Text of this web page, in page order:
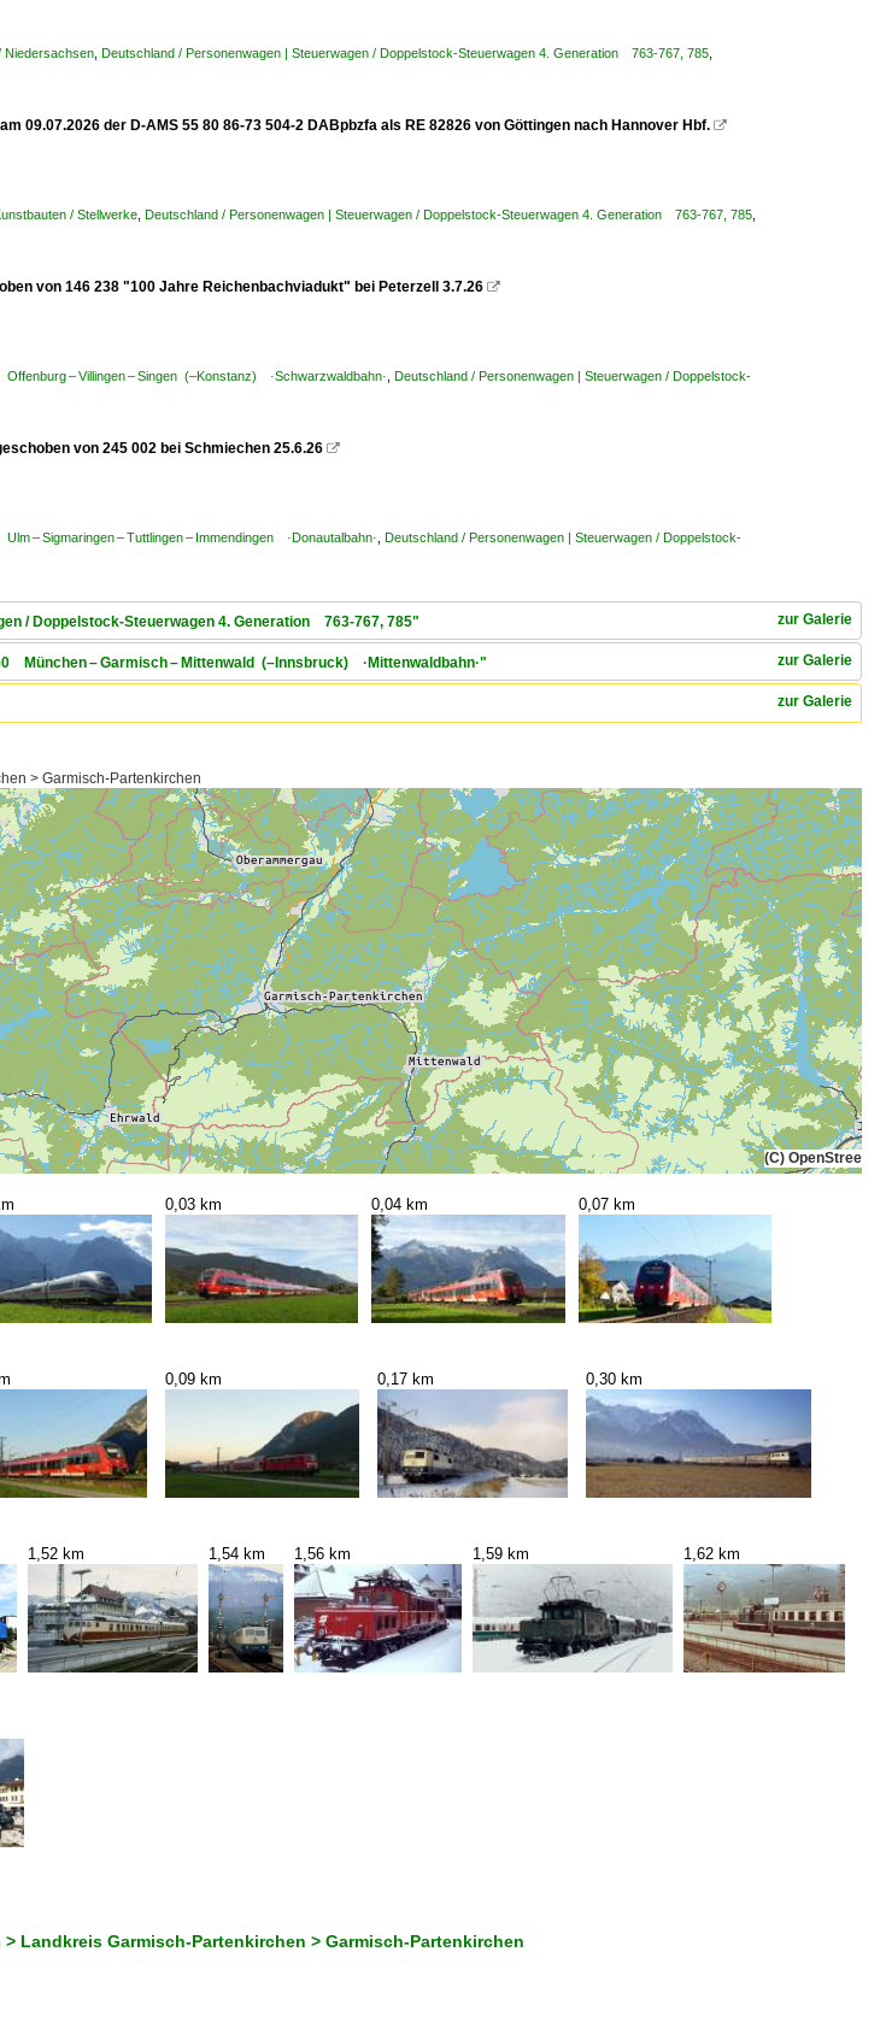
Niedersachsen Deutschland / Personenwagen | Steuerwagen / Doppelstock-Steuerwagen 4. Generation 763-767, 785
09.07.2026 der D-AMS 55 80 86-73 504-2 DABpbzfa als RE 82826 von Göttingen nach Hannover Hbf. 
/ Stellwerke Deutschland / Personenwagen | Steuerwagen / Doppelstock-Steuerwagen 4. Generation 763-767, 785
von 146 238 "100 Jahre Reichenbachviadukt" bei Peterzell 3.7.26 
– Villingen – Singen (–Konstanz) ·Schwarzwaldbahn· Deutschland / Personenwagen | Steuerwagen / Doppelstock-
von 245 002 bei Schmiechen 25.6.26 
– Sigmaringen – Tuttlingen – Immendingen ·Donautalbahn· Deutschland / Personenwagen | Steuerwagen / Doppelstock-
zur Galerie
/ Doppelstock-Steuerwagen 4. Generation 763-767, 785"
zur Galerie
München – Garmisch – Mittenwald (–Innsbruck) ·Mittenwaldbahn·"
zur Galerie
> Garmisch-Partenkirchen
(C)
0,03 km 0,04 km 0,07 km
0,09 km 0,17 km 0,30 km
1,52 km 1,54 km 1,56 km 1,59 km 1,62 km
Landkreis Garmisch-Partenkirchen > Garmisch-Partenkirchen